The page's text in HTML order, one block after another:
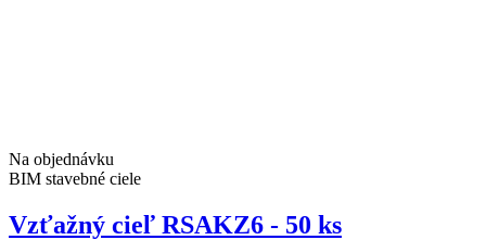
Na objednávku
BIM stavebné ciele
Vzťažný cieľ RSAKZ6 - 50 ks